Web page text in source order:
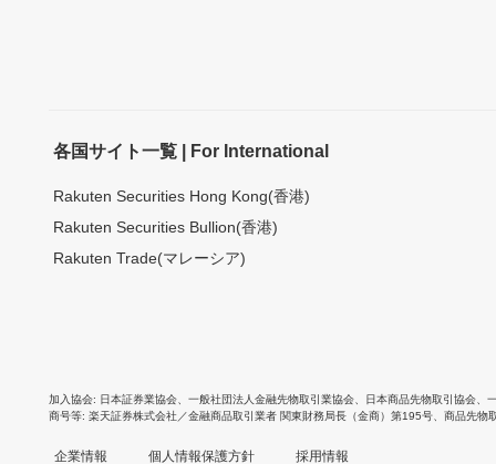
各国サイト一覧 | For International
Rakuten Securities Hong Kong(香港)
Rakuten Securities Bullion(香港)
Rakuten Trade(マレーシア)
加入協会 日本証券業協会 一般社団法人金融先物取引業協会 日本商品先物取引協会
商号等 楽天証券株式会社／金融商品取引業者 関東財務局長（金商）第195号、商品先物
企業情報 個人情報保護方針 採用情報